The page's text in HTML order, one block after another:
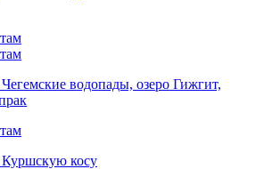
водопады, озеро Гижгит,
Куршскую косу